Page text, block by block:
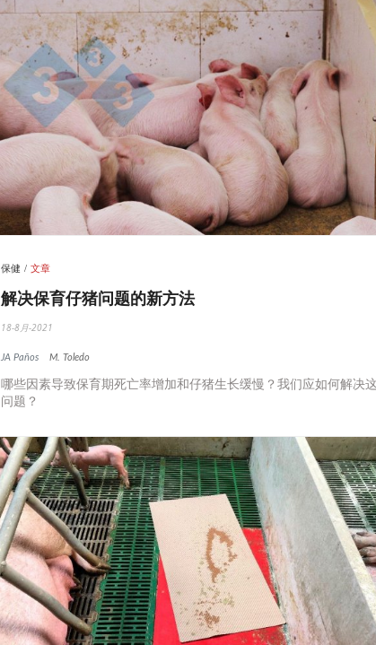
保健 文章
解决保育仔猪问题的新方法
18-8月-2021
JA Paños M. Toledo
哪些因素导致保育期死亡率增加和仔猪生长缓慢？我们应如何解决
问题？